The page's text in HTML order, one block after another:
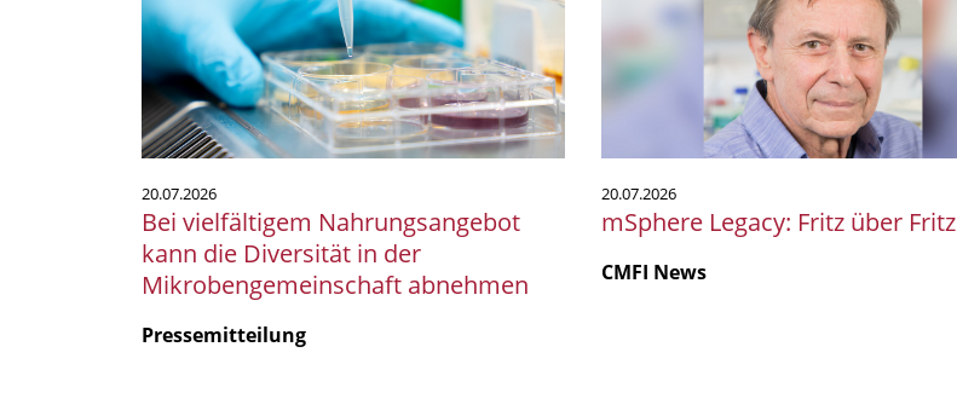
kann
die
Diversität
in
der
Mikrobengemeinschaft
abnehmen
20.07.2026
Bei vielfältigem Nahrungsangebot
kann die Diversität in der
Mikrobengemeinschaft abnehmen
Pressemitteilung
über
20.07.2026
mSphere Legacy: Fritz über Fritz
CMFI News